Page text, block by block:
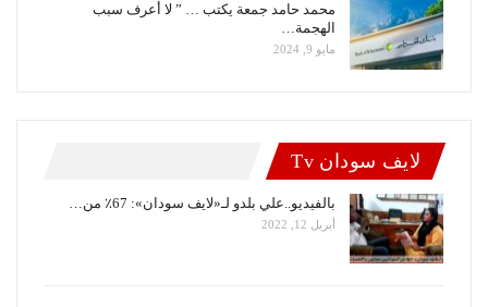
محمد حامد جمعة يكتب … ” لا أعرف سبب
الهجمة…
مايو 9, 2024
لايف سودان Tv
بالفيديو..علي بلدو لـ«لايف سودان»: 67٪ من…
أبريل 12, 2022